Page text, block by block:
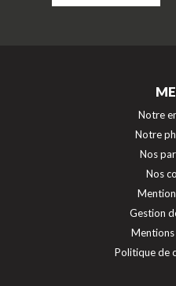
Notre
Notre
Nos
Nos
Gestion
Politique de